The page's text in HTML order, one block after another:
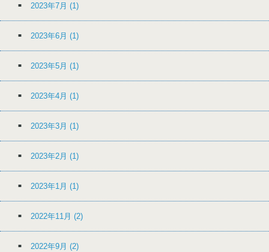
2023年7月 (1)
2023年6月 (1)
2023年5月 (1)
2023年4月 (1)
2023年3月 (1)
2023年2月 (1)
2023年1月 (1)
2022年11月 (2)
2022年9月 (2)